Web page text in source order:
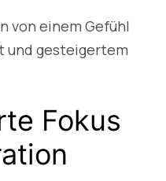
von einem Gefühl
und gesteigertem
Fokus